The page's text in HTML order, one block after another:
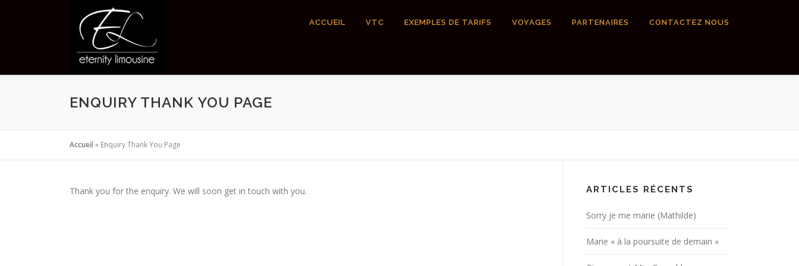
ACCUEIL VTC EXEMPLES DE TARIFS VOYAGES PARTENAIRES CONTACTEZ NOUS
ENQUIRY THANK YOU PAGE
Accueil » Enquiry Thank You Page
Thank you for the enquiry. We will soon get in touch with you. ARTICLES RÉCENTS
Sorry je me marie (Mathilde)
Marie « à la poursuite de demain »